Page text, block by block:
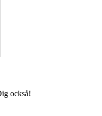
också!